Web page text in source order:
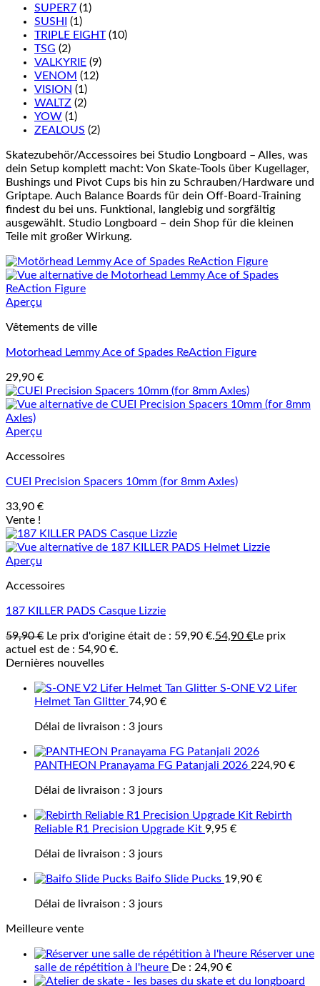
SUPER7 (1)
SUSHI
(1)
TRIPLE EIGHT (10)
TSG (2)
VALKYRIE (9)
VENOM (12)
VISION (1)
WALTZ (2)
YOW (1)
ZEALOUS (2)
Skatezubehör/Accessoires bei Studio Longboard – Alles, was
dein Setup komplett macht: Von Skate-Tools über Kugellager,
Bushings und Pivot Cups bis hin zu Schrauben/Hardware und
Griptape. Auch Balance Boards für dein Off-Board-Training
findest du bei uns. Funktional, langlebig und sorgfältig
ausgewählt. Studio Longboard – dein Shop für die kleinen
Teile mit großer Wirkung.
Aperçu
Vêtements de ville
Motorhead Lemmy Ace of Spades ReAction Figure
29,90 €
Aperçu
Accessoires
CUEI Precision Spacers 10mm (for 8mm Axles)
33,90 €
Vente !
Aperçu
Accessoires
187 KILLER PADS Casque Lizzie
59,90€ Le prix d'origine était de : 59,90 €.54,90 €Le prix
actuel est de : 54,90 €.
Dernières nouvelles
S-ONE V2 Lifer
Helmet Tan Glitter 74,90 €
Délai de livraison : 3 jours
PANTHEON Pranayama FG Patanjali 2026 224,90 €
Délai de livraison : 3 jours
Rebirth
Reliable R1 Precision Upgrade Kit 9,95 €
Délai de livraison : 3 jours
Baifo Slide Pucks 19,90 €
Délai de livraison : 3 jours
Meilleure vente
Réserver une
salle de répétition à l'heure De : 24,90 €